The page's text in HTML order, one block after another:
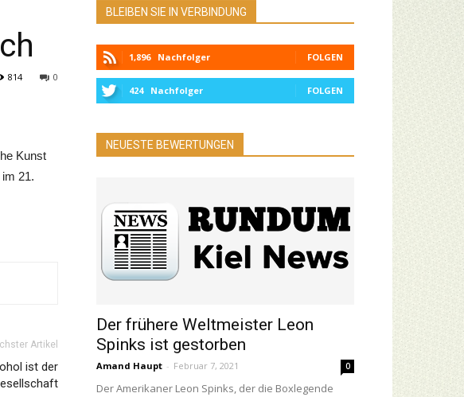
0
814
Kunst
21.
Artikel
ist der
BLEIBEN SIE IN VERBINDUNG
1,896 Nachfolger FOLGEN
424 Nachfolger FOLGEN
NEUESTE BEWERTUNGEN
Der frühere Weltmeister Leon
Spinks ist gestorben
Amand Haupt - Februar 7, 2021 0
Der Amerikaner Leon Spinks, der die Boxlegende